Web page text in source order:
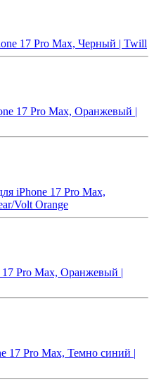
17 Pro Max, Черный | Twill
17 Pro Max, Оранжевый |
iPhone 17 Pro Max,
Volt Orange
17 Pro Max, Оранжевый |
17 Pro Max, Темно синий |